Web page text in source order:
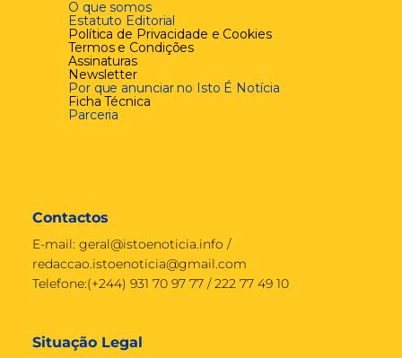
O que somos
Estatuto Editorial
Política de Privacidade e Cookies
Termos e Condições
Assinaturas
Newsletter
Por que anunciar no Isto É Notícia
Ficha Técnica
Parceria
Contactos
E-mail: geral@istoenoticia.info /
redaccao.istoenoticia@gmail.com
Telefone:(+244) 931 70 97 77 / 222 77 49 10
Situação Legal